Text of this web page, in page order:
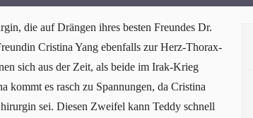
die auf Drängen ihres besten Freundes Dr.
Cristina Yang ebenfalls zur Herz-Thorax-
sich aus der Zeit, als beide im Irak-Krieg
kommt es rasch zu Spannungen, da Cristina
sei. Diesen Zweifel kann Teddy schnell